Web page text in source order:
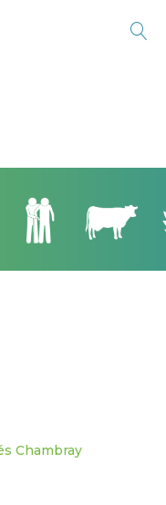
Chambray